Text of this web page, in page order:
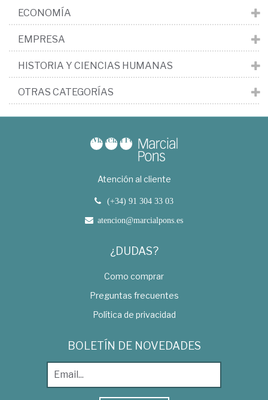
ECONOMÍA
EMPRESA
HISTORIA Y CIENCIAS HUMANAS
OTRAS CATEGORÍAS
Atención al cliente
(+34) 91 304 33 03
atencion@marcialpons.es
¿DUDAS?
Como comprar
Preguntas frecuentes
Política de privacidad
BOLETÍN DE NOVEDADES